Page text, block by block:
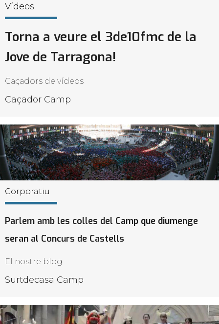
Vídeos
Torna a veure el 3de10fmc de la
Jove de Tarragona!
Caçadors de vídeos
Caçador Camp
Corporatiu
Parlem amb les colles del Camp que diumenge
seran al Concurs de Castells
El nostre blog
Surtdecasa Camp